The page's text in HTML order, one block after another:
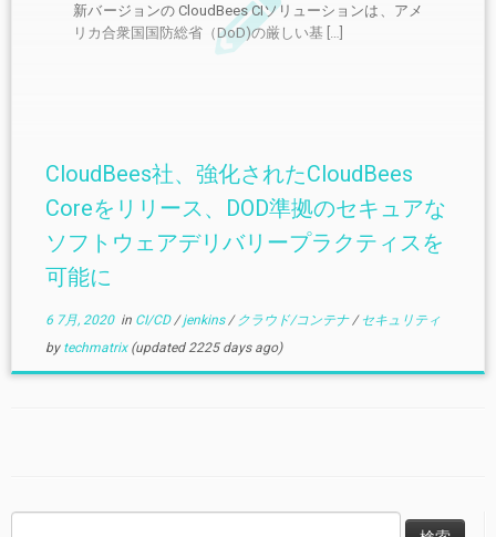
新バージョンの CloudBees CIソリューションは、アメ
リカ合衆国国防総省（DoD)の厳しい基 […]
CloudBees社、強化されたCloudBees
Coreをリリース、DOD準拠のセキュアな
ソフトウェアデリバリープラクティスを
可能に
6 7月, 2020in CI/CD/jenkins/ クラウド/コンテナ/ セキュリティ
by techmatrix(updated 2225 days ago)